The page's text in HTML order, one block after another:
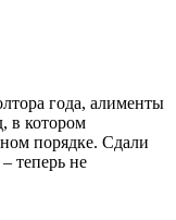
года, алименты
в котором
порядке. Сдали
теперь не